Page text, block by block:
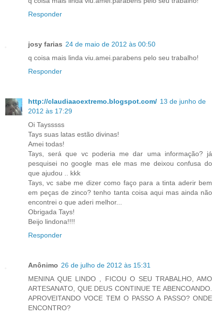
Responder
josy farias 24 de maio de 2012 às 00:50
q coisa mais linda viu.amei.parabens pelo seu trabalho!
Responder
http://claudiaaoextremo.blogspot.com/ 13 de junho de
2012 às 17:29
Oi Taysssss
Tays suas latas estão divinas!
Amei todas!
Tays, será que vc poderia me dar uma informação? já
pesquisei no google mas ele mas me deixou confusa do
que ajudou .. kkk
Tays, vc sabe me dizer como faço para a tinta aderir bem
em peças de zinco? tenho tanta coisa aqui mas ainda não
encontrei o que aderi melhor...
Obrigada Tays!
Beijo lindona!!!!
Responder
Anônimo 26 de julho de 2012 às 15:31
MENINA QUE LINDO , FICOU O SEU TRABALHO, AMO
ARTESANATO, QUE DEUS CONTINUE TE ABENCOANDO.
APROVEITANDO VOCE TEM O PASSO A PASSO? ONDE
ENCONTRO?